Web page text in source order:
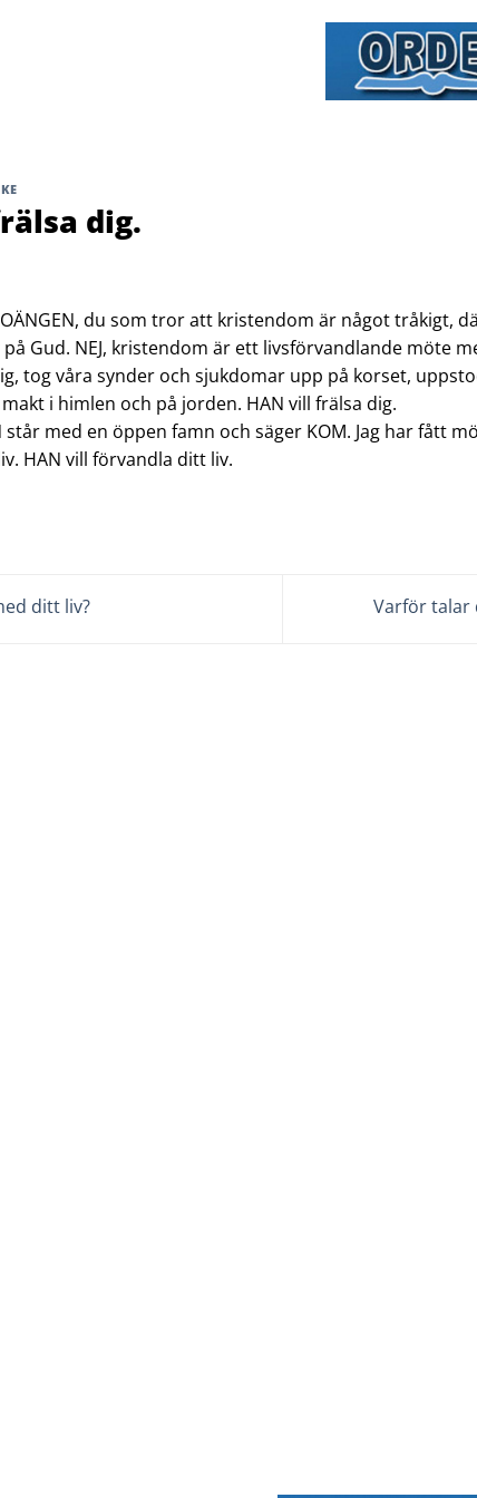
dig.
du som tror att kristendom är något tråkigt,
Gud. NEJ, kristendom är ett livsförvandlande möte
tog våra synder och sjukdomar upp på korset,
makt i himlen och på jorden. HAN vill frälsa dig.
står med en öppen famn och säger KOM. Jag har fått
HAN vill förvandla ditt liv.
ditt liv? Varför talar